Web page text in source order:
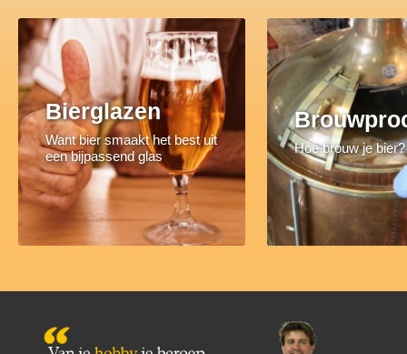
Bierglazen
Want bier smaakt het best uit
een bijpassend glas
Hoe brouw je bier?